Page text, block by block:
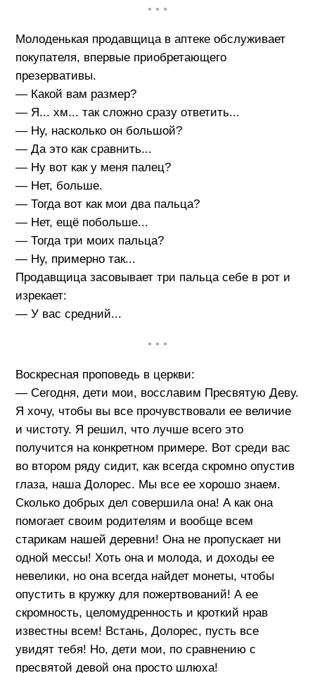
• • •
Молоденькая продавщица в аптеке обслуживает
покупателя, впервые приобретающего
презервативы.
— Какой вам размер?
— Я... хм... так сложно сразу ответить...
— Ну, насколько он большой?
— Да это как сравнить...
— Ну вот как у меня палец?
— Нет, больше.
— Тогда вот как мои два пальца?
— Нет, ещё побольше...
— Тогда три моих пальца?
— Ну, примерно так...
Продавщица засовывает три пальца себе в рот и
изрекает:
— У вас средний...
• • •
Воскресная проповедь в церкви:
— Сегодня, дети мои, восславим Пресвятую Деву.
Я хочу, чтобы вы все прочувствовали ее величие
и чистоту. Я решил, что лучше всего это
получится на конкретном примере. Вот среди вас
во втором ряду сидит, как всегда скромно опустив
глаза, наша Долорес. Мы все ее хорошо знаем.
Сколько добрых дел совершила она! А как она
помогает своим родителям и вообще всем
старикам нашей деревни! Она не пропускает ни
одной мессы! Хоть она и молода, и доходы ее
невелики, но она всегда найдет монеты, чтобы
опустить в кружку для пожертвований! А ее
скромность, целомудренность и кроткий нрав
известны всем! Встань, Долорес, пусть все
увидят тебя! Но, дети мои, по сравнению с
пресвятой девой она просто шлюха!